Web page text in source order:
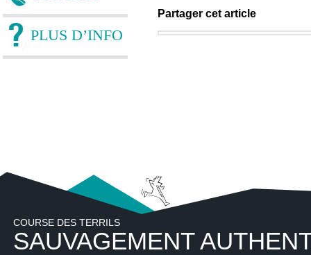
PLUS D’INFO
Partager cet article
COURSE DES TERRILS
SAUVAGEMENT